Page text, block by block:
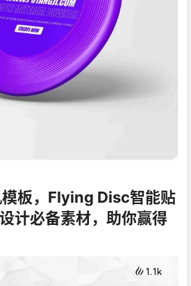
板，Flying Disc智能贴
计必备素材，助你赢得
1.1k